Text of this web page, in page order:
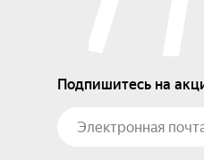
Подпишитесь на